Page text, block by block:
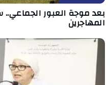
بعد موجة العبور الجماعي..
المهاجرين